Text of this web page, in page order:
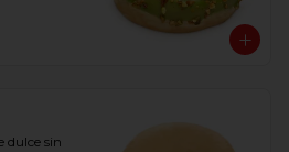
dulce sin